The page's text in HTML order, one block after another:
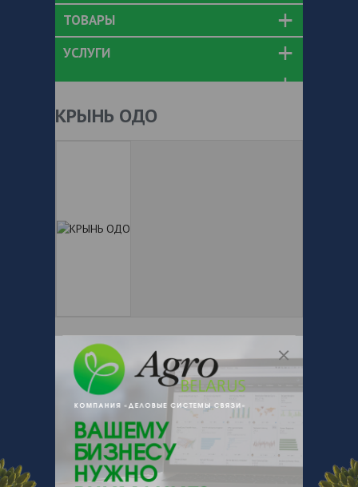
ТОВАРЫ
УСЛУГИ
КРЫНЬ ОДО
+ 375Показать телефоны
e-mail:a:2:{s:5:"VALUE";a:0:
{}s:11:"DESCRIPTION";a:0:{}}
220030, , , , Минск, Комсомольская 5а
офис 12